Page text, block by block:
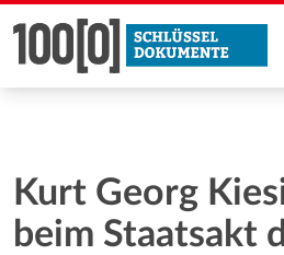
Kurt Georg
beim Staatsakt